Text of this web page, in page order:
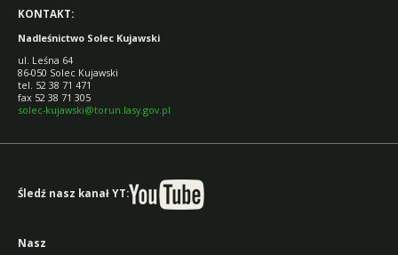
KONTAKT:
Nadleśnictwo Solec Kujawski
ul. Leśna 64
86-050 Solec Kujawski
tel. 52 38 71 471
fax 52 38 71 305
solec-kujawski@torun.lasy.gov.pl
Śledź nasz kanał YT:
Nasz